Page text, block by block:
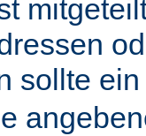
sollte